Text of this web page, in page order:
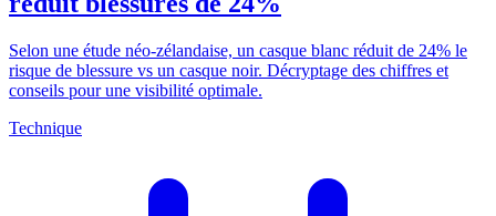
Selon une étude néo-zélandaise, un casque blanc réduit de 24% le
risque de blessure vs un casque noir. Décryptage des chiffres et
conseils pour une visibilité optimale.
Technique